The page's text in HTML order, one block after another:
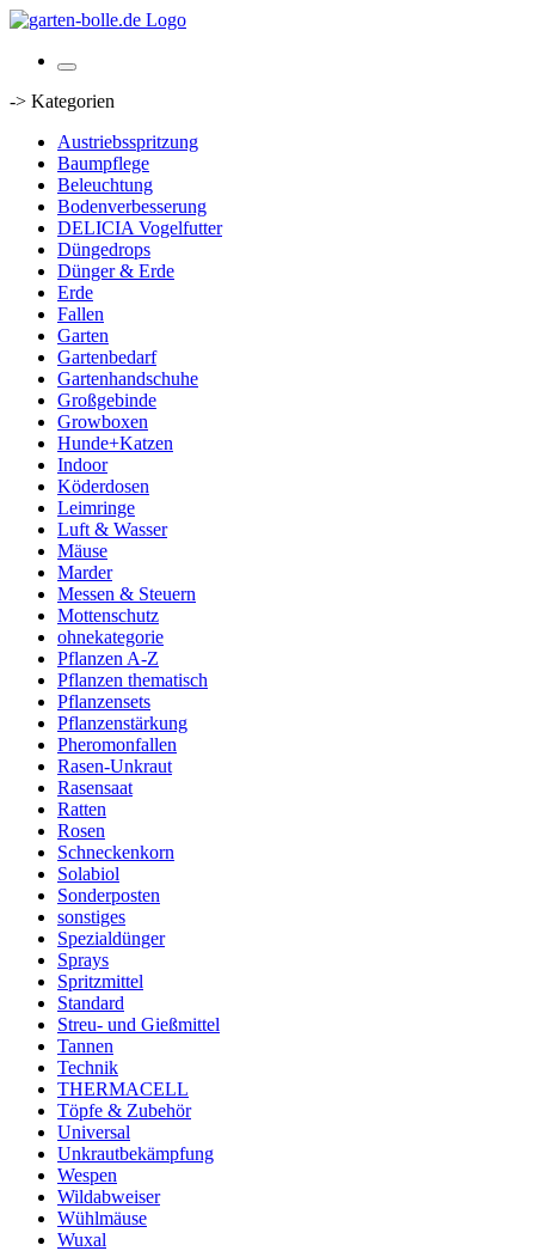
-> Kategorien
Austriebsspritzung
Baumpflege
Beleuchtung
Bodenverbesserung
DELICIA Vogelfutter
Düngedrops
Dünger & Erde
Erde
Fallen
Garten
Gartenbedarf
Gartenhandschuhe
Großgebinde
Growboxen
Hunde+Katzen
Indoor
Köderdosen
Leimringe
Luft & Wasser
Mäuse
Marder
Messen & Steuern
Mottenschutz
ohnekategorie
Pflanzen A-Z
Pflanzen thematisch
Pflanzensets
Pflanzenstärkung
Pheromonfallen
Rasen-Unkraut
Rasensaat
Ratten
Rosen
Schneckenkorn
Solabiol
Sonderposten
sonstiges
Spezialdünger
Sprays
Spritzmittel
Standard
Streu- und Gießmittel
Tannen
Technik
THERMACELL
Töpfe & Zubehör
Universal
Unkrautbekämpfung
Wespen
Wildabweiser
Wühlmäuse
Wuxal